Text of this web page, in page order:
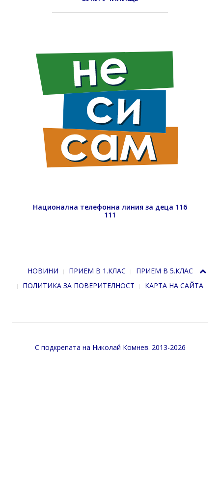
Национална телефонна линия за деца 116
111
НОВИНИ ПРИЕМ В 1.КЛАС
ПРИЕМ В 5.КЛАС
ПОЛИТИКА ЗА ПОВЕРИТЕЛНОСТ
КАРТА НА САЙТА
С подкрепата на Николай Комнев. 2013-2026